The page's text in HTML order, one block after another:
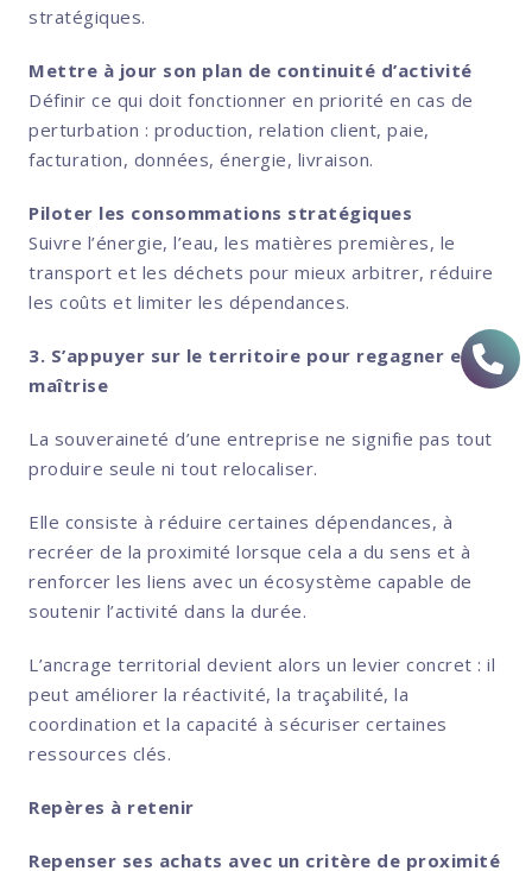
stratégiques.
Mettre à jour son plan de continuité d’activité
Définir ce qui doit fonctionner en priorité en cas de
perturbation : production, relation client, paie,
facturation, données, énergie, livraison.
Piloter les consommations stratégiques
Suivre l’énergie, l’eau, les matières premières, le
transport et les déchets pour mieux arbitrer, réduire
les coûts et limiter les dépendances.
3. S’appuyer sur le territoire pour regagner en
maîtrise
La souveraineté d’une entreprise ne signifie pas tout
produire seule ni tout relocaliser.
Elle consiste à réduire certaines dépendances, à
recréer de la proximité lorsque cela a du sens et à
renforcer les liens avec un écosystème capable de
soutenir l’activité dans la durée.
L’ancrage territorial devient alors un levier concret : il
peut améliorer la réactivité, la traçabilité, la
coordination et la capacité à sécuriser certaines
ressources clés.
Repères à retenir
Repenser ses achats avec un critère de proximité